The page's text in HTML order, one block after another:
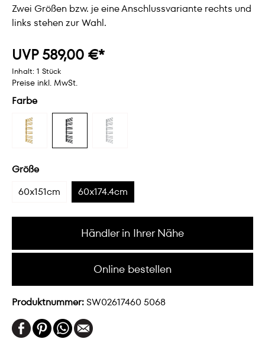
Zwei Größen bzw. je eine Anschlussvariante rechts und
links stehen zur Wahl.
UVP 589,00 €*
Inhalt: 1 Stück
Preise inkl. MwSt.
Farbe
Größe
60x151cm
60x174.4cm
Händler in Ihrer Nähe
Online bestellen
Produktnummer:SW02617460 5068